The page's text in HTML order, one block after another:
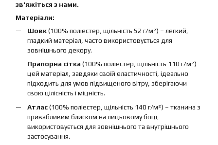
зв'яжіться з нами.
Матеріали:
Шовк(100% поліестер, щільність 52 г/м²) – легкий,
гладкий матеріал, часто використовується для
зовнішнього декору.
Прапорна сітка (100% поліестер, щільність 110 г/м²) –
цей матеріал, завдяки своїй еластичності, ідеально
підходить для умов підвищеного вітру, зберігаючи
свою цілісність і міцність.
Атлас(100% поліестер, щільність 140 г/м²) – тканина з
привабливим блиском на лицьовому боці,
використовується для зовнішнього та внутрішнього
застосування.